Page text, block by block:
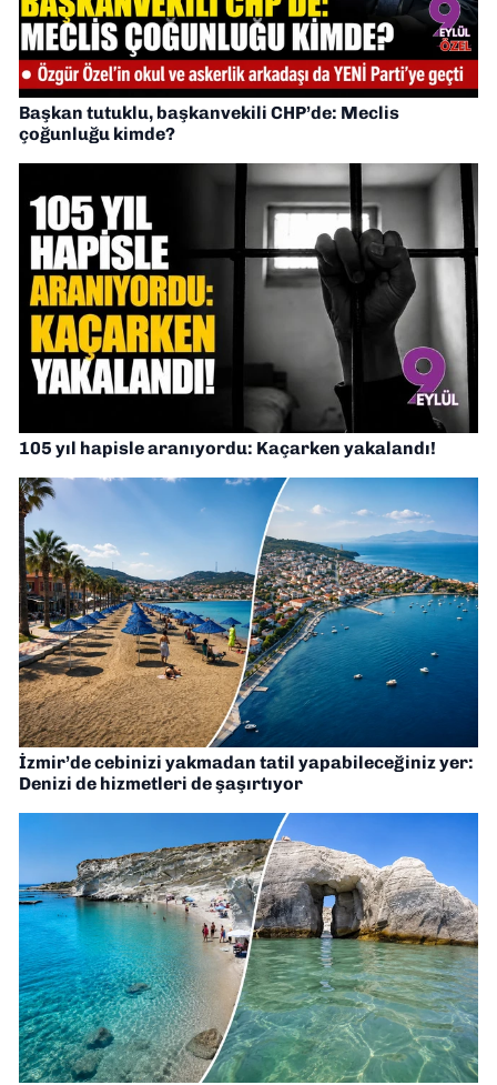
Başkan tutuklu, başkanvekili CHP’de: Meclis
çoğunluğu kimde?
105 yıl hapisle aranıyordu: Kaçarken yakalandı!
İzmir’de cebinizi yakmadan tatil yapabileceğiniz yer:
Denizi de hizmetleri de şaşırtıyor